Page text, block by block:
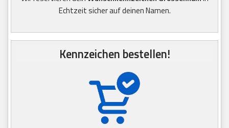
Echtzeit sicher auf deinen Namen.
Kennzeichen bestellen!